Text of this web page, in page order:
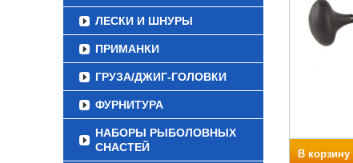
ЛЕСКИ И ШНУРЫ
ПРИМАНКИ
ГРУЗА/ДЖИГ-ГОЛОВКИ
ФУРНИТУРА
НАБОРЫ РЫБОЛОВНЫХ
СНАСТЕЙ
В корзину